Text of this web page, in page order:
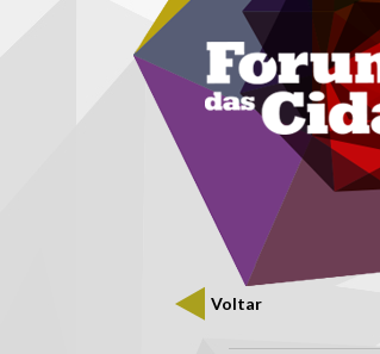
Passar para o conteúdo principalMenu secundário
Voltar